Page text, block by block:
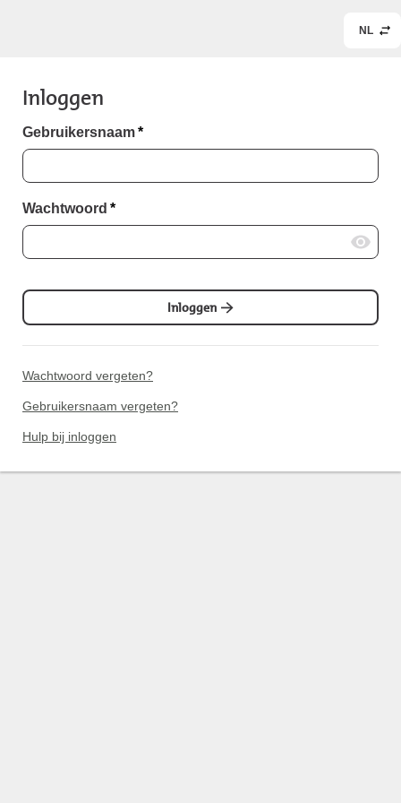
NL
Inloggen
Gebruikersnaam*
Wachtwoord *
Inloggen
Wachtwoord vergeten?
Gebruikersnaam vergeten?
Hulp bij inloggen